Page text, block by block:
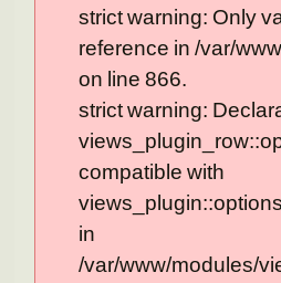
strict warning: Only
reference in /var/
on line 866.
strict warning:
compatible with
in
/var/www/modules/